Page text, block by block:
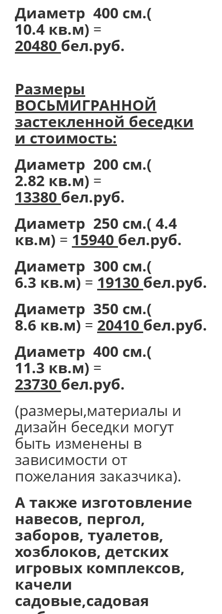
Диаметр 400 см.(
10.4 кв.м) =
20480 бел.руб.
Размеры
ВОСЬМИГРАННОЙ
застекленной беседки
и стоимость:
Диаметр 200 см.(
2.82 кв.м) =
13380 бел.руб.
Диаметр 250 см.( 4.4
кв.м) = 15940 бел.руб.
Диаметр 300 см.(
6.3 кв.м) = 19130 бел.руб.
Диаметр 350 см.(
8.6 кв.м) = 20410 бел.руб.
Диаметр 400 см.(
11.3 кв.м) =
23730 бел.руб.
(размеры,материалы и
дизайн беседки могут
быть изменены в
зависимости от
пожелания заказчика).
А также изготовление
навесов, пергол,
заборов, туалетов,
хозблоков, детских
игровых комплексов,
качели
садовые,садовая